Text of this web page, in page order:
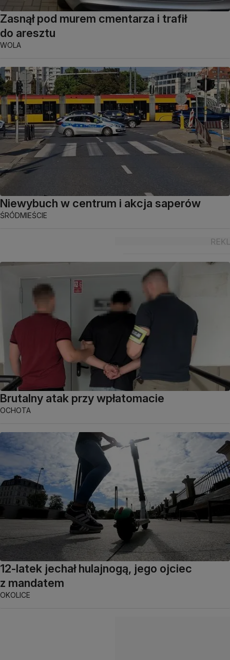
Zasnął pod murem cmentarza i trafił
do aresztu
WOLA
Niewybuch w centrum i akcja saperów
ŚRÓDMIEŚCIE
Brutalny atak przy wpłatomacie
OCHOTA
12-latek jechał hulajnogą, jego ojciec
z mandatem
OKOLICE